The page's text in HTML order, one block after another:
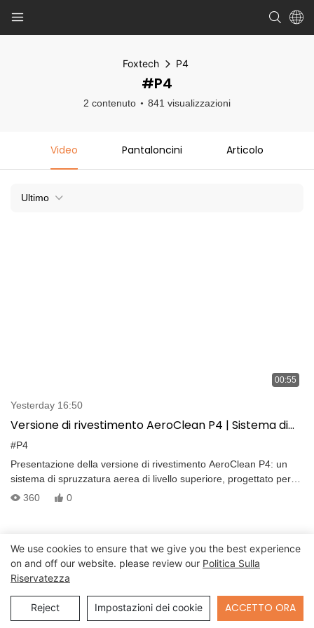
Foxtech P4
#P4
2 contenuto 841 visualizzazioni
Video Pantaloncini Articolo
Ultimo
00:55
Yesterday 16:50
Versione di rivestimento AeroClean P4 | Sistema di
spruzzatura di precisione con drone per rivestimenti
e protezione
#P4
Presentazione della versione di rivestimento AeroClean P4: un
sistema di spruzzatura aerea di livello superiore, progettato per
verniciature di precisione e rivestimenti protettivi.
360 0
Send Inquiry
We use cookies to ensure that we give you the best experience
on and off our website. please review our Politica Sulla
Riservatezza
Reject Impostazioni dei cookie ACCETTO ORA